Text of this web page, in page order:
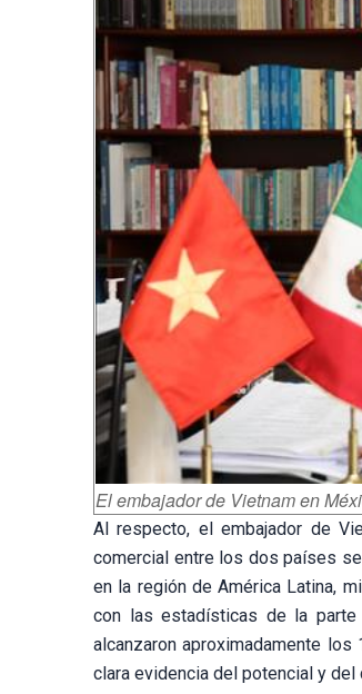
El embajador de Vietnam en
Al respecto, el embajador de
comercial entre los dos países
en la región de América Latina,
con las estadísticas de la parte
alcanzaron aproximadamente
clara evidencia del potencial y